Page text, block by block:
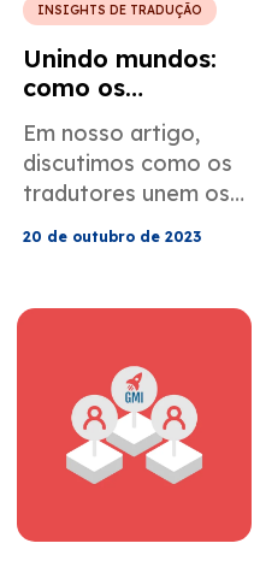
INSIGHTS DE TRADUÇÃO
Unindo mundos:
como os
revelam tesouros
culturais
Em nosso artigo,
discutimos como os
tradutores unem os
20 de outubro de 2023